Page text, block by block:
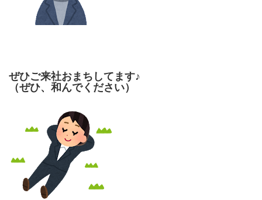
ぜひご来社おまちしてます♪
（ぜひ、和んでください）